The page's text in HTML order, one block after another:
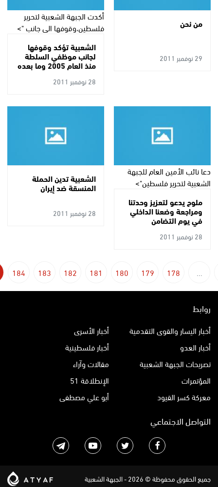
من نحن
29 نوفمبر 2011
أكدت الجبهة الشعبية لتحرير
فلسطين،وقوفها الى جانب ">
الشعبية تؤكد وقوفها
لجانب موظفي السلطة
منذ العام 2005 وما بعده
28 نوفمبر 2011
دعا نائب الأمين العام للجبهة
الشعبية لتحرير فلسطين">
ملوح يدعو لتعزيز وحدتنا
ومراجعة وضعنا الداخلي
في يوم التضامن
28 نوفمبر 2011
الشعبية تدين الحملة
المنسقة ضد إيران
28 نوفمبر 2011
...
178
179
180
181
182
183
184
روابط
أخبار اليسار والقوى التقدمية
أخبار الأسرى
أخبار العدو
أخبار فلسطينية
تصريحات الجبهة الشعبية
مقالات وآراء
المؤتمرات
الإنطلاقة 51
معركة كسر القيود
أبو علي مصطفى
التواصل الاجتماعي
جميع الحقوق محفوظة © 2026 - الجبهة الشعبية